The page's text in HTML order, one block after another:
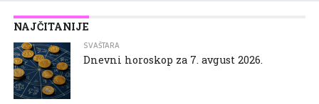
NAJČITANIJE
SVAŠTARA
Dnevni horoskop za 7. avgust 2026.